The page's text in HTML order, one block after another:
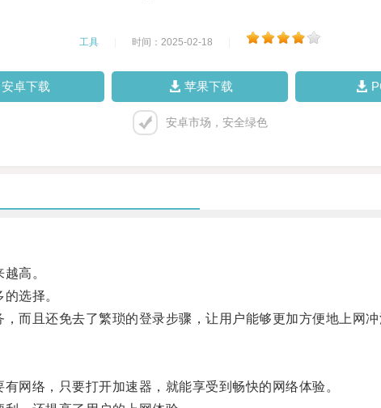
工具 时间：2025-02-18
安卓下载 苹果下载
安卓市场，安全绿色
高。
选择。
且还免去了繁琐的登录步骤，让用户能够更加方便地上网冲
络，只要打开加速器，就能享受到畅快的网络体验。